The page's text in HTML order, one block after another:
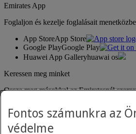
Emirates App
Foglaljon és kezelje foglalásait
App StoreApp Store
Google PlayGoogle Play
Huawei App Galleryhuawai os
Keressen meg minket
Ossza meg másokkal az Emiratesnél
Fontos számunkra az
védelme